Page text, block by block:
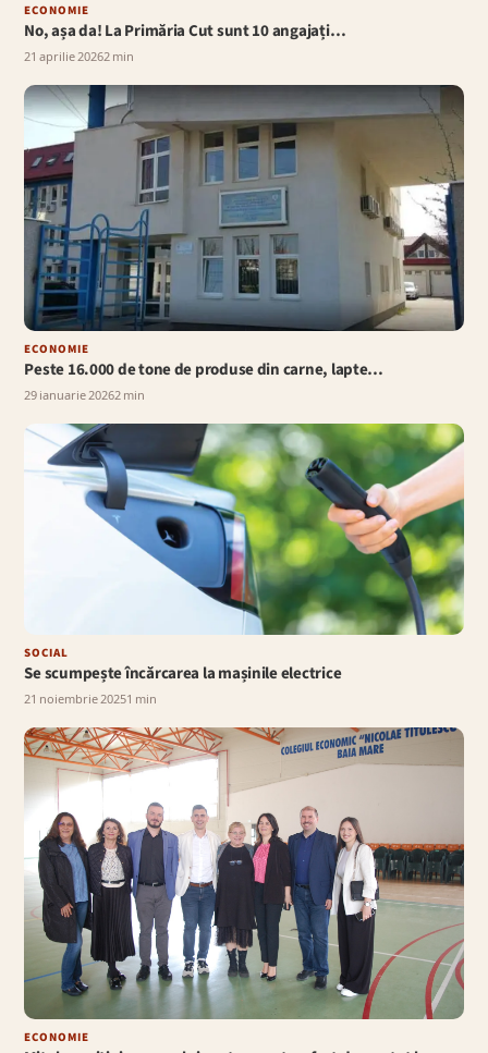
ECONOMIE
No, așa da! La Primăria Cut sunt 10 angajați…
21 aprilie 20262 min
ECONOMIE
Peste 16.000 de tone de produse din carne, lapte…
29 ianuarie 20262 min
SOCIAL
Se scumpește încărcarea la mașinile electrice
21 noiembrie 20251 min
ECONOMIE